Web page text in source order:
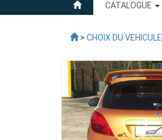
CATALOGUE
> CHOIX DU VEHICULE